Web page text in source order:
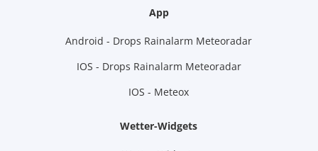
App
Android - Drops Rainalarm Meteoradar
IOS - Drops Rainalarm Meteoradar
IOS - Meteox
Wetter-Widgets